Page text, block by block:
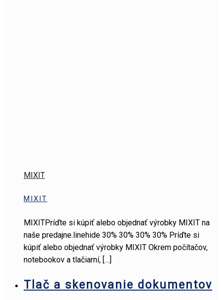
MIXIT
MIXIT
MIXITPríďte si kúpiť alebo objednať výrobky MIXIT na
naše predajne.linehide 30% 30% 30% 30% Príďte si
kúpiť alebo objednať výrobky MIXIT Okrem počítačov,
notebookov a tlačiarní, […]
Tlač a skenovanie dokumentov